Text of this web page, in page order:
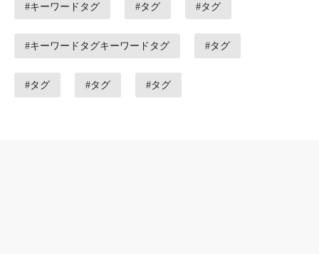
#キーワードタグ #タグ #タグ
#キーワードタグキーワードタグ #タグ
#タグ #タグ #タグ